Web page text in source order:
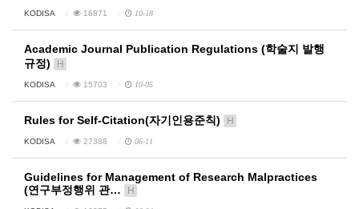
KODISA 16871 10-18
Academic Journal Publication Regulations (학술지 발행
규정)
H
KODISA 15703 10-05
Rules for Self-Citation(자기인용준칙) H
KODISA 27388 06-11
Guidelines for Management of Research Malpractices
(연구부정행위 관…
H